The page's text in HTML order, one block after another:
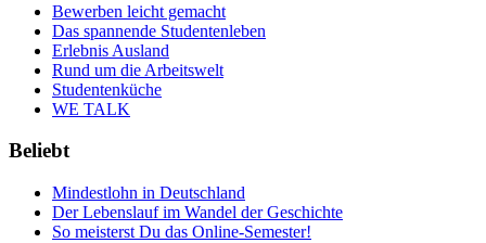
Bewerben leicht gemacht
Das spannende Studentenleben
Erlebnis Ausland
Rund um die Arbeitswelt
Studentenküche
WE TALK
Beliebt
Mindestlohn in Deutschland
Der Lebenslauf im Wandel der Geschichte
So meisterst Du das Online-Semester!